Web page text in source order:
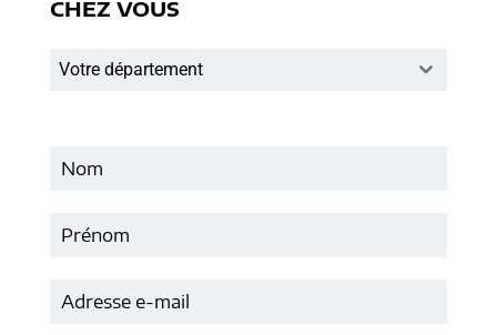
CHEZ VOUS
Votre département